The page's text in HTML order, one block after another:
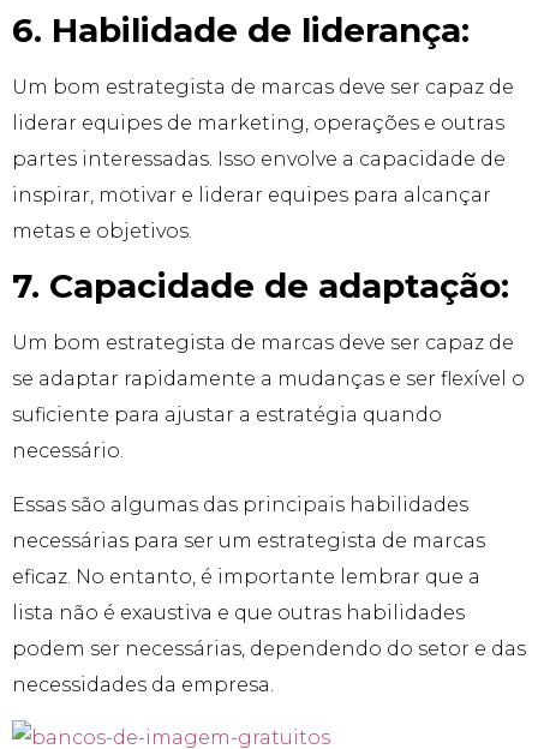
6. Habilidade de liderança:
Um bom estrategista de marcas deve ser capaz de
liderar equipes de marketing, operações e outras
partes interessadas. Isso envolve a capacidade de
inspirar, motivar e liderar equipes para alcançar
metas e objetivos.
7. Capacidade de adaptação:
Um bom estrategista de marcas deve ser capaz de
se adaptar rapidamente a mudanças e ser flexível o
suficiente para ajustar a estratégia quando
necessário.
Essas são algumas das principais habilidades
necessárias para ser um estrategista de marcas
eficaz. No entanto, é importante lembrar que a
lista não é exaustiva e que outras habilidades
podem ser necessárias, dependendo do setor e das
necessidades da empresa.